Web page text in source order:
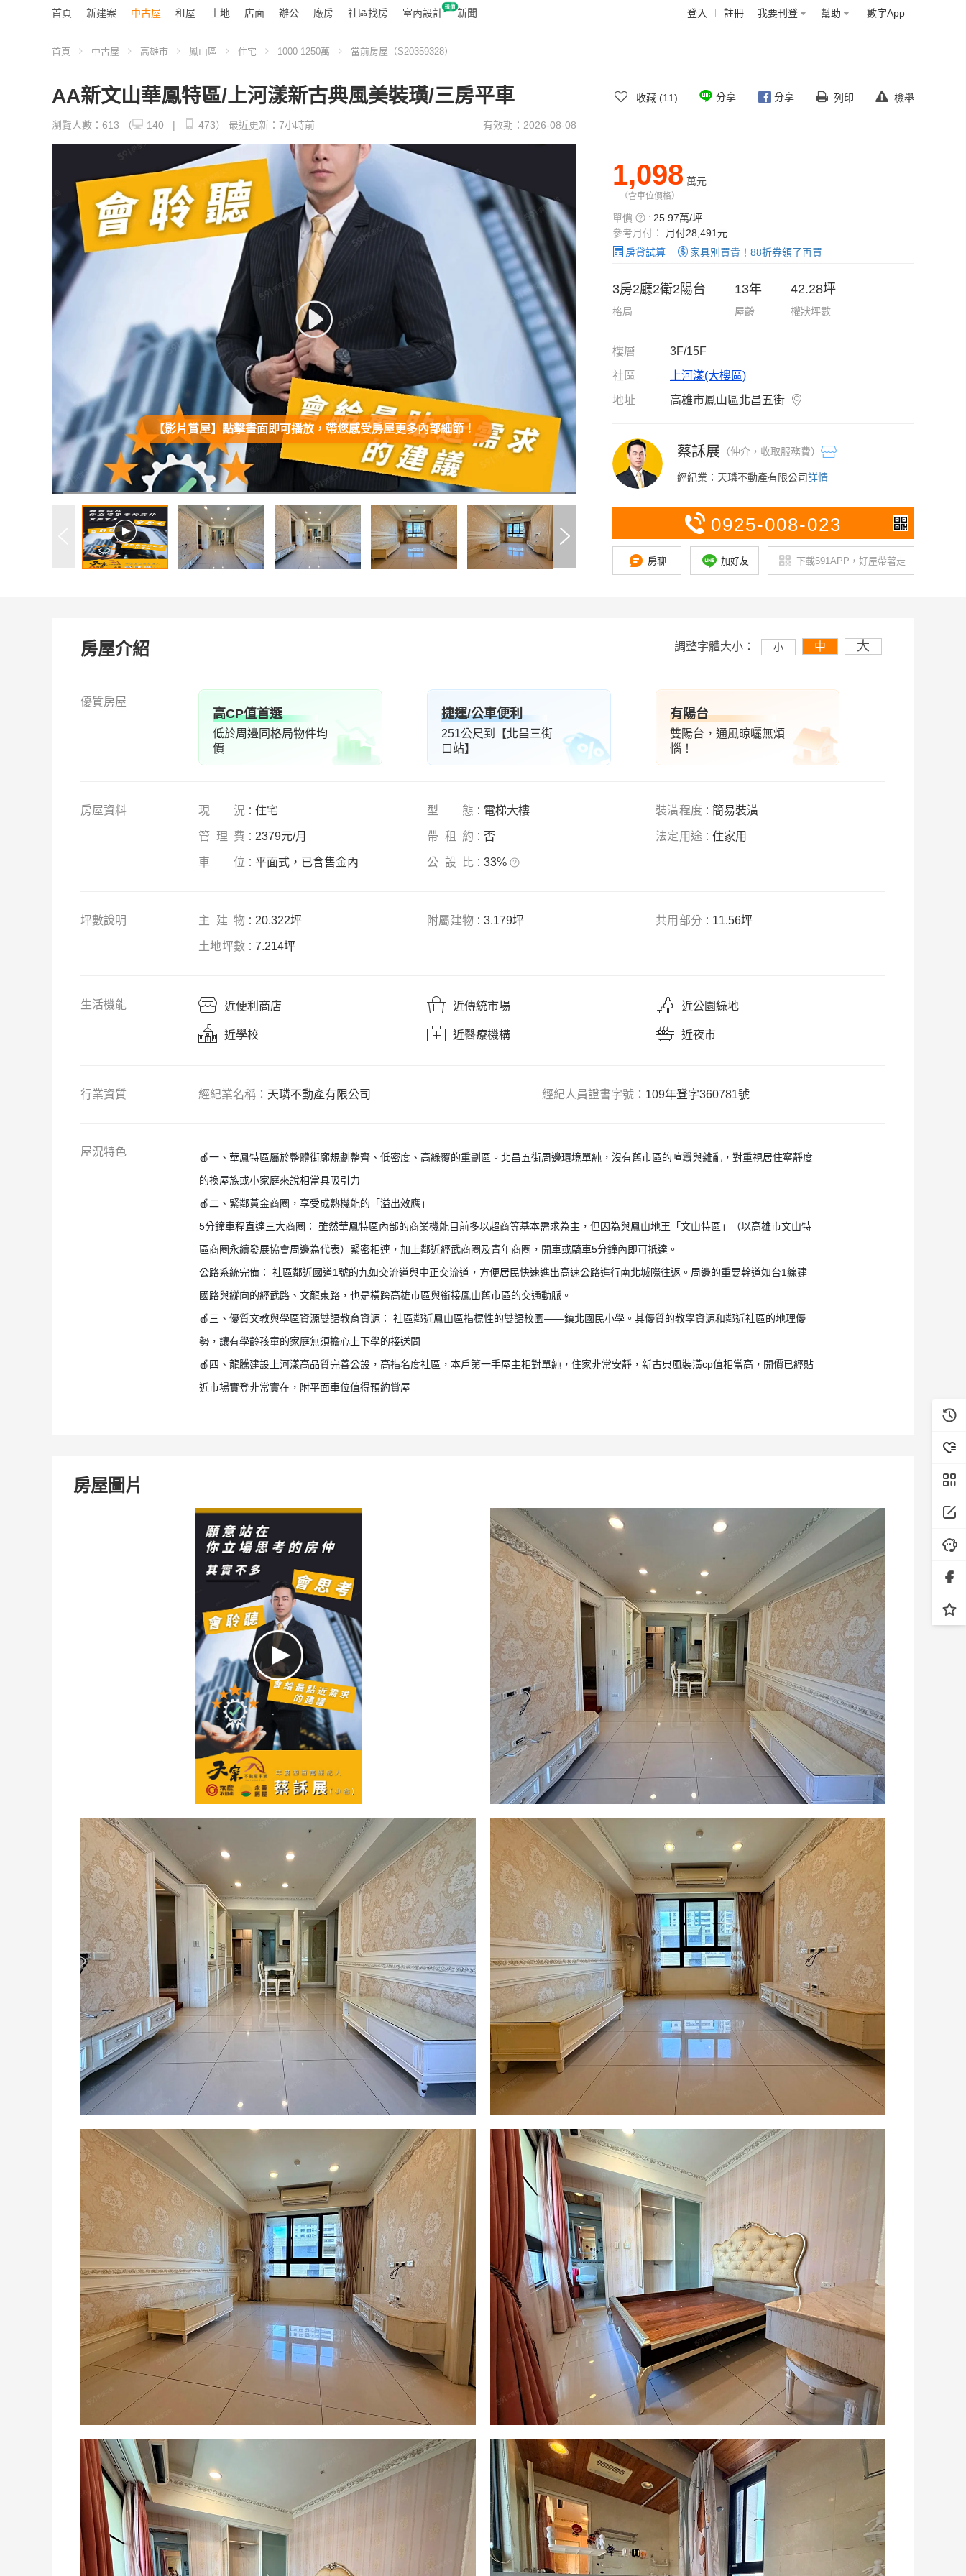
首頁 新建案 中古屋 租屋 土地 店面 辦公 廠房 社區找房 室內設計 新聞 登入 註冊 我要刊登 幫助 數字App
首頁 中古屋 高雄市 鳳山區 住宅 1000-1250萬 當前房屋（S20359328）
AA新文山華鳳特區/上河漾新古典風美裝璜/三房平車
有效期：2026-08-08
瀏覽人數：613 （ 140 | 473） 最近更新：7小時前
收藏 (11) 分享 分享 列印 檢舉
【影片賞屋】點擊畫面即可播放，帶您感受房屋更多內部細節！
1,098 萬元
（含車位價格）
單價 : 25.97萬/坪
參考月付：
月付28,491元
房貸試算
家具別買貴！88折券領了再買
3房2廳2衛2陽台
格局
13年
屋齡
42.28坪
權狀坪數
樓層
3F/15F
社區
上河漾(大樓區)
地址
高雄市鳳山區北昌五街
蔡訸展 （仲介， 收取服務費）
經紀業：天璘不動產有限公司詳情
0925-008-023
房聊 加好友 下載591APP，好屋帶著走
房屋介紹 調整字體大小： 小 中 大
優質房屋
高CP值首選
低於周邊同格局物件均
價
捷運/公車便利
251公尺到【北昌三街
口站】
有陽台
雙陽台，通風晾曬無煩
惱！
房屋資料 現況 ： 住宅 型態 ： 電梯大樓 裝潢程度 ： 簡易裝潢
管 理費 ： 2379元/月 帶租約 ： 否 法定用途 ： 住家用
車位 ： 平面式，已含售金內 公 設 比 ： 33%
坪數說明 主建物 ： 20.322坪 附屬建物 ： 3.179坪 共用部分 ： 11.56坪
土地坪數 ： 7.214坪
生活機能 近便利商店 近傳統市場 近公園綠地
近學校 近醫療機構 近夜市
行業資質 經紀業名稱： 天璘不動產有限公司 經紀人員證書字號： 109年登字360781號
屋況特色
🍎一、華鳳特區屬於整體街廓規劃整齊、低密度、高綠覆的重劃區。北昌五街周邊環境單純，沒有舊市區的喧囂與雜亂，對重視居住寧靜度
的換屋族或小家庭來說相當具吸引力
🍎二、緊鄰黃金商圈，享受成熟機能的「溢出效應」
5分鐘車程直達三大商圈： 雖然華鳳特區內部的商業機能目前多以超商等基本需求為主，但因為與鳳山地王「文山特區」（以高雄市文山特
區商圈永續發展協會周邊為代表）緊密相連，加上鄰近經武商圈及青年商圈，開車或騎車5分鐘內即可抵達。
公路系統完備： 社區鄰近國道1號的九如交流道與中正交流道，方便居民快速進出高速公路進行南北城際往返。周邊的重要幹道如台1線建
國路與縱向的經武路、文龍東路，也是橫跨高雄市區與銜接鳳山舊市區的交通動脈。
🍎三、優質文教與學區資源雙語教育資源： 社區鄰近鳳山區指標性的雙語校園——鎮北國民小學。其優質的教學資源和鄰近社區的地理優
勢，讓有學齡孩童的家庭無須擔心上下學的接送問
🍎四、龍騰建設上河漾高品質完善公設，高指名度社區，本戶第一手屋主相對單純，住家非常安靜，新古典風裝潢cp值相當高，開價已經貼
近市場實登非常實在，附平面車位值得預約賞屋
房屋圖片